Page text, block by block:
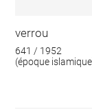
verrou
641 / 1952
(époque